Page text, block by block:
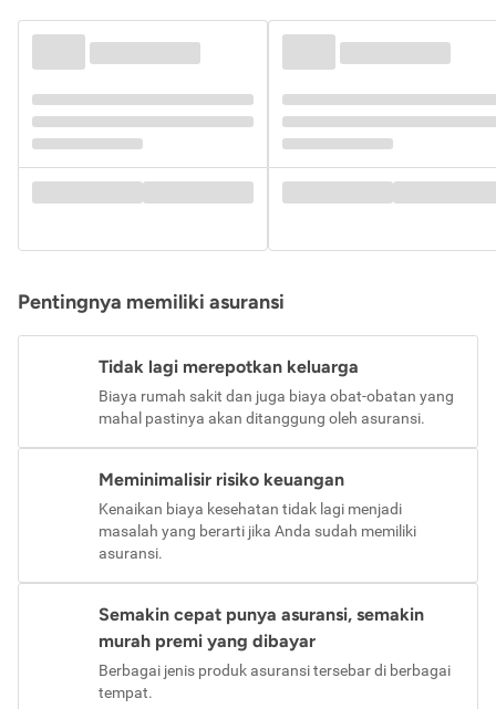
Pentingnya memiliki asuransi
Tidak lagi merepotkan keluarga
Biaya rumah sakit dan juga biaya obat-obatan yang
mahal pastinya akan ditanggung oleh asuransi.
Meminimalisir risiko keuangan
Kenaikan biaya kesehatan tidak lagi menjadi
masalah yang berarti jika Anda sudah memiliki
asuransi.
Semakin cepat punya asuransi, semakin
murah premi yang dibayar
Berbagai jenis produk asuransi tersebar di berbagai
tempat.